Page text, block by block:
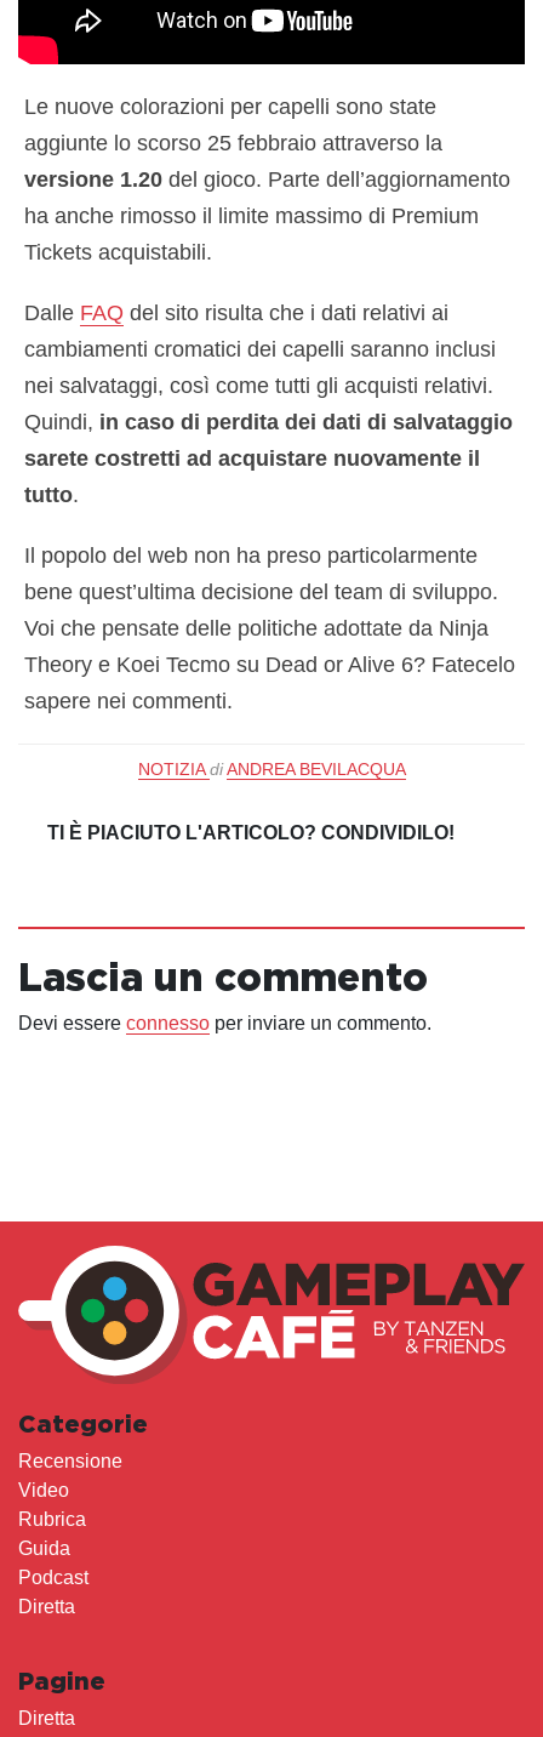
Le nuove colorazioni per capelli sono state
aggiunte lo scorso 25 febbraio attraverso la
versione 1.20 del gioco. Parte dell’aggiornamento
ha anche rimosso il limite massimo di Premium
Tickets acquistabili.
Dalle FAQ del sito risulta che i dati relativi ai
cambiamenti cromatici dei capelli saranno inclusi
nei salvataggi, così come tutti gli acquisti relativi.
Quindi, in caso di perdita dei dati di salvataggio
sarete costretti ad acquistare nuovamente il
tutto.
Il popolo del web non ha preso particolarmente
bene quest’ultima decisione del team di sviluppo.
Voi che pensate delle politiche adottate da Ninja
Theory e Koei Tecmo su Dead or Alive 6? Fatecelo
sapere nei commenti.
NOTIZIA di ANDREA BEVILACQUA
TI È PIACIUTO L'ARTICOLO? CONDIVIDILO!
Lascia un commento
Devi essere connesso per inviare un commento.
Categorie
Recensione
Video
Rubrica
Guida
Podcast
Diretta
Pagine
Diretta